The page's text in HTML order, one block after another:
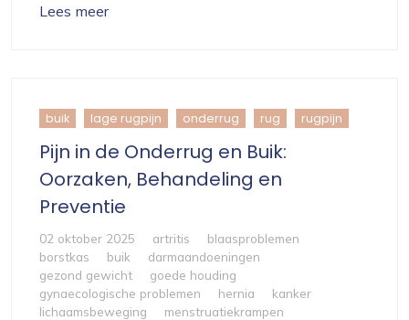
Lees meer
buik lage rugpijn onderrug rug rugpijn
Pijn in de Onderrug en Buik:
Oorzaken, Behandeling en
Preventie
02 oktober 2025 artritis
blaasproblemen
borstkas
buik
darmaandoeningen
gezond gewicht
goede houding
gynaecologische problemen
hernia
kanker
lichaamsbeweging
menstruatiekrampen